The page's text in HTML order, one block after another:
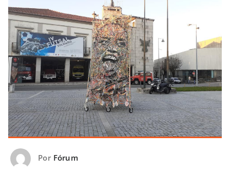
Por Fórum